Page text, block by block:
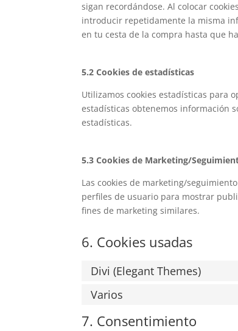
sigan recordándose. Al colocar
introducir repetidamente la misma
en tu cesta de la compra hasta que
5.2 Cookies de estadísticas
Utilizamos cookies estadísticas para
estadísticas obtenemos información
estadísticas.
5.3 Cookies de Marketing/
Las cookies de marketing/
perfiles de usuario para mostrar
fines de marketing similares.
6. Cookies usadas
Divi (Elegant Themes)
Varios
7. Consentimiento